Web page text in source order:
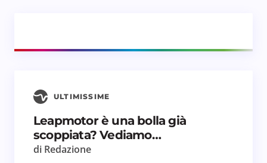
ULTIMISSIME
Leapmotor è una bolla già
scoppiata? Vediamo…
di Redazione